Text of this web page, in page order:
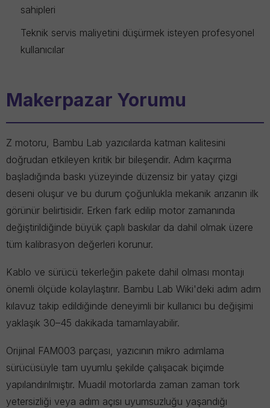
sahipleri
Teknik servis maliyetini düşürmek isteyen profesyonel
kullanıcılar
Makerpazar Yorumu
Z motoru, Bambu Lab yazıcılarda katman kalitesini
doğrudan etkileyen kritik bir bileşendir. Adım kaçırma
başladığında baskı yüzeyinde düzensiz bir yatay çizgi
deseni oluşur ve bu durum çoğunlukla mekanik arızanın ilk
görünür belirtisidir. Erken fark edilip motor zamanında
değiştirildiğinde büyük çaplı baskılar da dahil olmak üzere
tüm kalibrasyon değerleri korunur.
Kablo ve sürücü tekerleğin pakete dahil olması montajı
önemli ölçüde kolaylaştırır. Bambu Lab Wiki'deki adım adım
kılavuz takip edildiğinde deneyimli bir kullanıcı bu değişimi
yaklaşık 30–45 dakikada tamamlayabilir.
Orijinal FAM003 parçası, yazıcının mikro adımlama
sürücüsüyle tam uyumlu şekilde çalışacak biçimde
yapılandırılmıştır. Muadil motorlarda zaman zaman tork
yetersizliği veya adım açısı uyumsuzluğu yaşandığı